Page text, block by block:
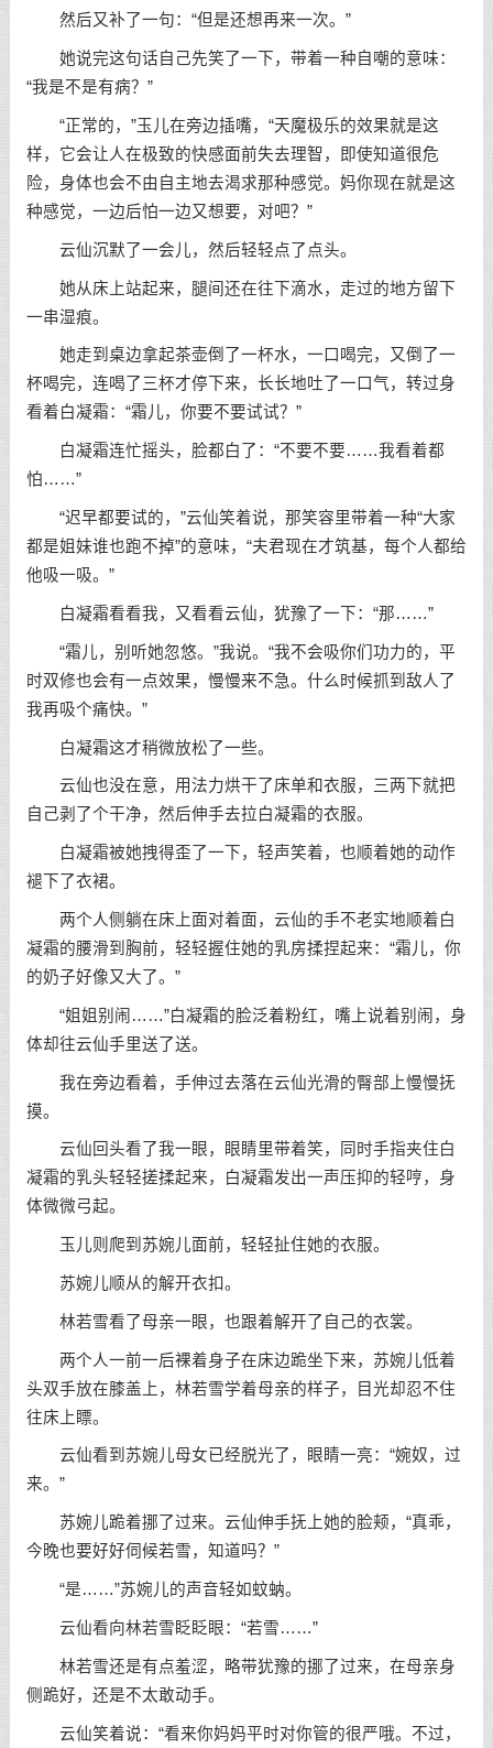
然后又补了一句：“但是还想再来一次。”
她说完这句话自己先笑了一下，带着一种自嘲的意味：
“我是不是有病？”
“正常的，”玉儿在旁边插嘴，“天魔极乐的效果就是这
样，它会让人在极致的快感面前失去理智，即使知道很危
险，身体也会不由自主地去渴求那种感觉。妈你现在就是这
种感觉，一边后怕一边又想要，对吧？”
云仙沉默了一会儿，然后轻轻点了点头。
她从床上站起来，腿间还在往下滴水，走过的地方留下
一串湿痕。
她走到桌边拿起茶壶倒了一杯水，一口喝完，又倒了一
杯喝完，连喝了三杯才停下来，长长地吐了一口气，转过身
看着白凝霜：“霜儿，你要不要试试？”
白凝霜连忙摇头，脸都白了：“不要不要……我看着都
怕……”
“迟早都要试的，”云仙笑着说，那笑容里带着一种“大家
都是姐妹谁也跑不掉”的意味，“夫君现在才筑基，每个人都给
他吸一吸。”
白凝霜看看我，又看看云仙，犹豫了一下：“那……”
“霜儿，别听她忽悠。”我说。“我不会吸你们功力的，平
时双修也会有一点效果，慢慢来不急。什么时候抓到敌人了
我再吸个痛快。”
白凝霜这才稍微放松了一些。
云仙也没在意，用法力烘干了床单和衣服，三两下就把
自己剥了个干净，然后伸手去拉白凝霜的衣服。
白凝霜被她拽得歪了一下，轻声笑着，也顺着她的动作
褪下了衣裙。
两个人侧躺在床上面对着面，云仙的手不老实地顺着白
凝霜的腰滑到胸前，轻轻握住她的乳房揉捏起来：“霜儿，你
的奶子好像又大了。”
“姐姐别闹……”白凝霜的脸泛着粉红，嘴上说着别闹，身
体却往云仙手里送了送。
我在旁边看着，手伸过去落在云仙光滑的臀部上慢慢抚
摸。
云仙回头看了我一眼，眼睛里带着笑，同时手指夹住白
凝霜的乳头轻轻搓揉起来，白凝霜发出一声压抑的轻哼，身
体微微弓起。
玉儿则爬到苏婉儿面前，轻轻扯住她的衣服。
苏婉儿顺从的解开衣扣。
林若雪看了母亲一眼，也跟着解开了自己的衣裳。
两个人一前一后裸着身子在床边跪坐下来，苏婉儿低着
头双手放在膝盖上，林若雪学着母亲的样子，目光却忍不住
往床上瞟。
云仙看到苏婉儿母女已经脱光了，眼睛一亮：“婉奴，过
来。”
苏婉儿跪着挪了过来。云仙伸手抚上她的脸颊，“真乖，
今晚也要好好伺候若雪，知道吗？”
“是……”苏婉儿的声音轻如蚊蚋。
云仙看向林若雪眨眨眼：“若雪……”
林若雪还是有点羞涩，略带犹豫的挪了过来，在母亲身
侧跪好，还是不太敢动手。
云仙笑着说：“看来你妈妈平时对你管的很严哦。不过，